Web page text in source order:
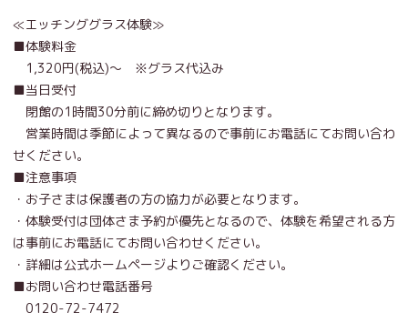
≪エッチンググラス体験≫
■体験料金
1,320円(税込)～ ※グラス代込み
■当日受付
閉館の1時間30分前に締め切りとなります。
営業時間は季節によって異なるので事前にお電話にてお問い合わ
せください。
■注意事項
・お子さまは保護者の方の協力が必要となります。
・体験受付は団体さま予約が優先となるので、体験を希望される方
は事前にお電話にてお問い合わせください。
・詳細は公式ホームページよりご確認ください。
■お問い合わせ電話番号
0120-72-7472